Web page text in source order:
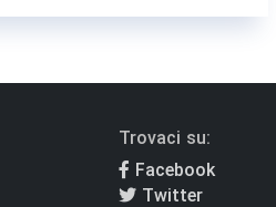
Trovaci su:
Facebook
Twitter